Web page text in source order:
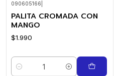
090605166
PALITA CROMADA CON
MANGO
$1.990
Cantidad